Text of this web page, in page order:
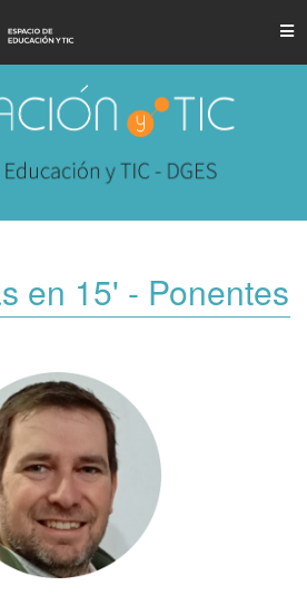
en 15' - Ponentes